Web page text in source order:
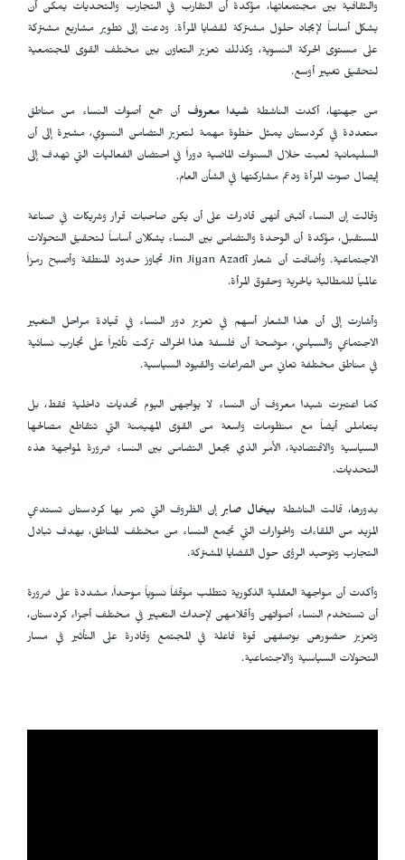
والثقافية بين مجتمعاتها، مؤكدة أن التقارب في التجارب والتحديات يمكن أن
يشكل أساساً لإيجاد حلول مشتركة لقضايا المرأة. ودعت إلى تطوير مشاريع مشتركة
على مستوى الحركة النسوية، وكذلك تعزيز التعاون بين مختلف القوى المجتمعية
لتحقيق تغيير أوسع.
من جهتها، أكدت الناشطة شيدا معروف أن جمع أصوات النساء من مناطق
متعددة في كردستان يمثل خطوة مهمة لتعزيز التضامن النسوي، مشيرة إلى أن
السليمانية لعبت خلال السنوات الماضية دوراً في احتضان الفعاليات التي تهدف إلى
إيصال صوت المرأة ودعم مشاركتها في الشأن العام.
وقالت إن النساء أثبتن أنهن قادرات على أن يكنّ صاحبات قرار وشريكات في صناعة
المستقبل، مؤكدة أن الوحدة والتضامن بين النساء يشكلان أساساً لتحقيق التحولات
الاجتماعية. وأضافت أن شعار Jin Jiyan Azadî تجاوز حدود المنطقة وأصبح رمزاً
عالمياً للمطالبة بالحرية وحقوق المرأة.
وأشارت إلى أن هذا الشعار أسهم في تعزيز دور النساء في قيادة مراحل التغيير
الاجتماعي والسياسي، موضحة أن فلسفة هذا الحراك تركت تأثيراً على تجارب نسائية
في مناطق مختلفة تعاني من الصراعات والقيود السياسية.
كما اعتبرت شيدا معروف أن النساء لا يواجهن اليوم تحديات داخلية فقط، بل
يتعاملن أيضاً مع منظومات واسعة من القوى المهيمنة التي تتقاطع مصالحها
السياسية والاقتصادية، الأمر الذي يجعل التضامن بين النساء ضرورة لمواجهة هذه
التحديات.
بدورها، قالت الناشطة بيخال صابرإن الظروف التي تمر بها كردستان تستدعي
المزيد من اللقاءات والحوارات التي تجمع النساء من مختلف المناطق، بهدف تبادل
التجارب وتوحيد الرؤى حول القضايا المشتركة.
وأكدت أن مواجهة العقلية الذكورية تتطلب موقفاً نسوياً موحداً، مشددة على ضرورة
أن تستخدم النساء أصواتهن وأقلامهن لإحداث التغيير في مختلف أجزاء كردستان،
وتعزيز حضورهن بوصفهن قوة فاعلة في المجتمع وقادرة على التأثير في مسار
التحولات السياسية والاجتماعية.